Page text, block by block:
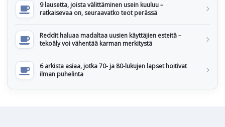
9 lausetta, joista välittäminen usein kuuluu –
ratkaisevaa on, seuraavatko teot perässä
Reddit haluaa madaltaa uusien käyttäjien esteitä –
tekoäly voi vähentää karman merkitystä
6 arkista asiaa, jotka 70- ja 80-lukujen lapset hoitivat
ilman puhelinta